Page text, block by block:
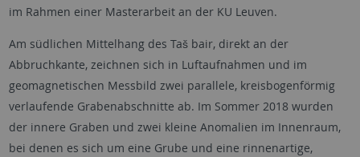
im Rahmen einer Masterarbeit an der KU Leuven.
Am südlichen Mittelhang des Taš bair, direkt an der
Abbruchkante, zeichnen sich in Luftaufnahmen und im
geomagnetischen Messbild zwei parallele, kreisbogenförmig
verlaufende Grabenabschnitte ab. Im Sommer 2018 wurden
der innere Graben und zwei kleine Anomalien im Innenraum,
bei denen es sich um eine Grube und eine rinnenartige,